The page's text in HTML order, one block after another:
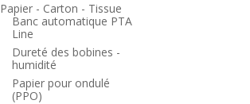
Papier - Carton - Tissue
Banc automatique PTA
Line
Dureté des bobines -
humidité
Papier pour ondulé
(PPO)